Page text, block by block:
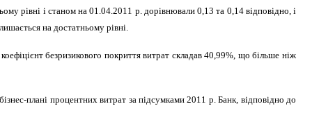
рівні і станом на 01.04.2011 р. дорівнювали 0,13 та 0,14 відповідно, і
на достатньому рівні.
безризикового покриття витрат складав 40,99%, що більше ніж
плані процентних витрат за підсумками 2011 р. Банк, відповідно до